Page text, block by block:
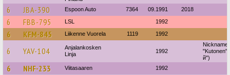
6 JBA-390 Espoon Auto 7364 09.1991 2018
6 FBB-795 LSL 1992
6 KFM-845 Liikenne Vuorela 1119 1992
6 YAV-104
Anjalankosken
Linja
1992
Nickname
"Kutonen"
й")
6 NHF-233 Viitasaaren 1992